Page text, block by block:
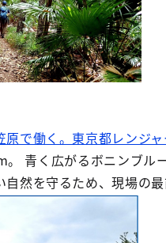
原で働く。東京都レンジ
青く広がるボニンブル
然を守るため、現場の最